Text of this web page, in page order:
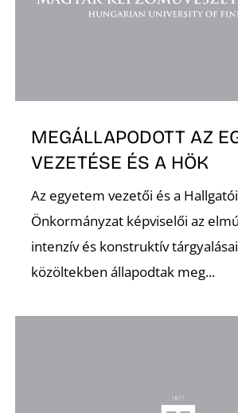
MEGÁLLAPODOTT AZ
VEZETÉSE ÉS A HÖK
Az egyetem vezetői és a Hallgatói
Önkormányzat képviselői az
intenzív és konstruktív
közöltekben állapodtak meg...